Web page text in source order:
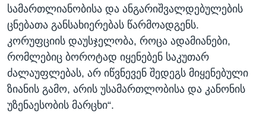
სამართლიანობისა და ანგარიშვალდებულების
ცნებათა განსახიერებას წარმოადგენს.
კორუფციის დაუსჯელობა, როცა ადამიანები,
რომლებიც ბოროტად იყენებენ საკუთარ
ძალაუფლებას, არ იწვნევენ შედეგს მიყენებული
ზიანის გამო, არის უსამართლობისა და კანონის
უზენაესობის მარცხი“.